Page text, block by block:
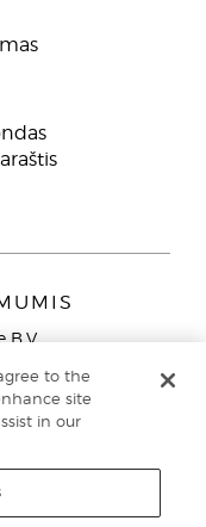
B.V.
iš laidinių
to the
site
in our